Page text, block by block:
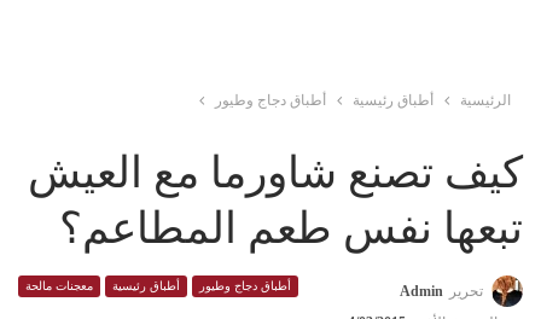
الرئيسية أطباق رئيسية أطباق دجاج وطيور
كيف تصنع شاورما مع العيش
تبعها نفس طعم المطاعم؟
أطباق دجاج وطيور أطباق رئيسية معجنات مالحة تحرير
Admin